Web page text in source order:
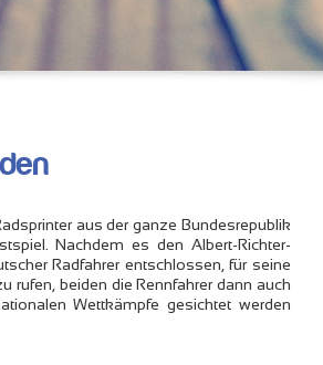
aus der ganze Bundesrepublik
Nachdem es den Albert-Richter-
Radfahrer entschlossen, für seine
rufen, beiden die Rennfahrer dann auch
Wettkämpfe gesichtet werden